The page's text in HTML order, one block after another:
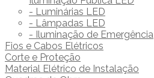
- Luminárias LED
- Lâmpadas LED
- Iluminação de Emergência
Fios e Cabos Elétricos
Corte e Proteção
Material Elétrico de Instalação